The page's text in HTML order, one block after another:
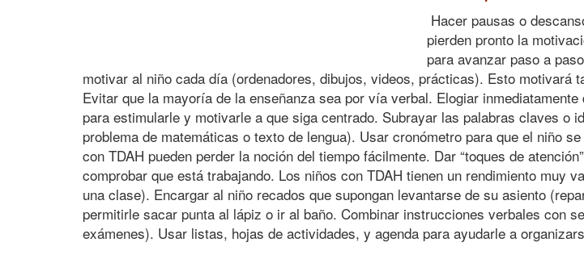
Hacer pausas o
pierden pronto la
para avanzar paso a
motivar al niño cada día (ordenadores, dibujos, videos, prácticas). Esto
Evitar que la mayoría de la enseñanza sea por vía verbal. Elogiar
para estimularle y motivarle a que siga centrado. Subrayar las palabras claves o
problema de matemáticas o texto de lengua). Usar cronómetro para que el niño
con TDAH pueden perder la noción del tiempo fácilmente. Dar “toques de
comprobar que está trabajando. Los niños con TDAH tienen un rendimiento muy
una clase). Encargar al niño recados que supongan levantarse de su asiento
permitirle sacar punta al lápiz o ir al baño. Combinar instrucciones verbales con
exámenes). Usar listas, hojas de actividades, y agenda para ayudarle a